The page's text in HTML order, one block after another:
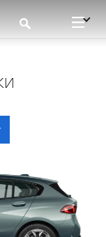
з пелюстками